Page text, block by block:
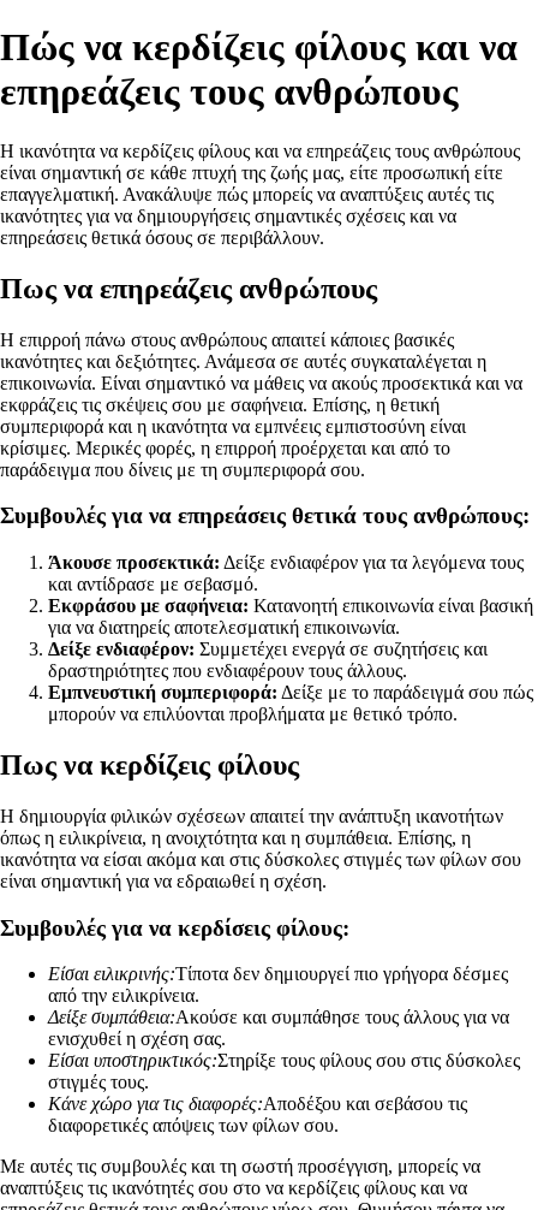
Πώς να κερδίζεις φίλους και να
επηρεάζεις τους ανθρώπους
Η ικανότητα να κερδίζεις φίλους και να επηρεάζεις τους ανθρώπους
είναι σημαντική σε κάθε πτυχή της ζωής μας, είτε προσωπική είτε
επαγγελματική. Ανακάλυψε πώς μπορείς να αναπτύξεις αυτές τις
ικανότητες για να δημιουργήσεις σημαντικές σχέσεις και να
επηρεάσεις θετικά όσους σε περιβάλλουν.
Πως να επηρεάζεις ανθρώπους
Η επιρροή πάνω στους ανθρώπους απαιτεί κάποιες βασικές
ικανότητες και δεξιότητες. Ανάμεσα σε αυτές συγκαταλέγεται η
επικοινωνία. Είναι σημαντικό να μάθεις να ακούς προσεκτικά και να
εκφράζεις τις σκέψεις σου με σαφήνεια. Επίσης, η θετική
συμπεριφορά και η ικανότητα να εμπνέεις εμπιστοσύνη είναι
κρίσιμες. Μερικές φορές, η επιρροή προέρχεται και από το
παράδειγμα που δίνεις με τη συμπεριφορά σου.
Συμβουλές για να επηρεάσεις θετικά τους ανθρώπους:
Άκουσε προσεκτικά: Δείξε ενδιαφέρον για τα λεγόμενα τους
και αντίδρασε με σεβασμό.
Εκφράσου με σαφήνεια: Κατανοητή επικοινωνία είναι βασική
για να διατηρείς αποτελεσματική επικοινωνία.
Δείξε ενδιαφέρον: Συμμετέχει ενεργά σε συζητήσεις και
δραστηριότητες που ενδιαφέρουν τους άλλους.
Εμπνευστική συμπεριφορά: Δείξε με το παράδειγμά σου πώς
μπορούν να επιλύονται προβλήματα με θετικό τρόπο.
Πως να κερδίζεις φίλους
Η δημιουργία φιλικών σχέσεων απαιτεί την ανάπτυξη ικανοτήτων
όπως η ειλικρίνεια, η ανοιχτότητα και η συμπάθεια. Επίσης, η
ικανότητα να είσαι ακόμα και στις δύσκολες στιγμές των φίλων σου
είναι σημαντική για να εδραιωθεί η σχέση.
Συμβουλές για να κερδίσεις φίλους:
Είσαι ειλικρινής:Τίποτα δεν δημιουργεί πιο γρήγορα δέσμες
από την ειλικρίνεια.
Δείξε συμπάθεια:Ακούσε και συμπάθησε τους άλλους για να
ενισχυθεί η σχέση σας.
Είσαι υποστηρικτικός:Στηρίξε τους φίλους σου στις δύσκολες
στιγμές τους.
Κάνε χώρο για τις διαφορές:Αποδέξου και σεβάσου τις
διαφορετικές απόψεις των φίλων σου.
Με αυτές τις συμβουλές και τη σωστή προσέγγιση, μπορείς να
αναπτύξεις τις ικανότητές σου στο να κερδίζεις φίλους και να